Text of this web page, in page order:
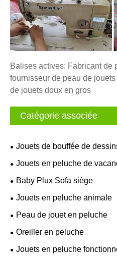
Balises actives: Fabricant de
fournisseur de peau de
de jouets doux en gros
Catégorie associée
Jouets de bouffée de
Jouets en peluche de
Baby Plux Sofa siège
Jouets en peluche animale
Peau de jouet en peluche
Oreiller en peluche
Jouets en peluche